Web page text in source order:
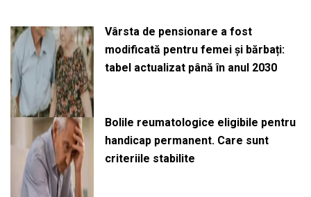
Vârsta de pensionare a fost
modificată pentru femei și bărbați:
tabel actualizat până în anul 2030
Bolile reumatologice eligibile pentru
handicap permanent. Care sunt
criteriile stabilite